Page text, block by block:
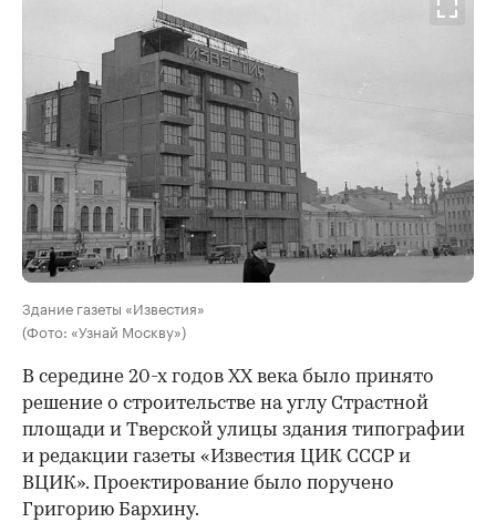
Здание газеты «Известия»
(Фото: «Узнай Москву»)
В середине 20-х годов XX века было принято
решение о строительстве на углу Страстной
площади и Тверской улицы здания типографии
и редакции газеты «Известия ЦИК СССР и
ВЦИК». Проектирование было поручено
Григорию Бархину.